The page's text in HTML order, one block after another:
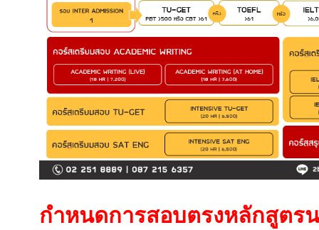
กำหนดการสอบตรงหลักสูตร